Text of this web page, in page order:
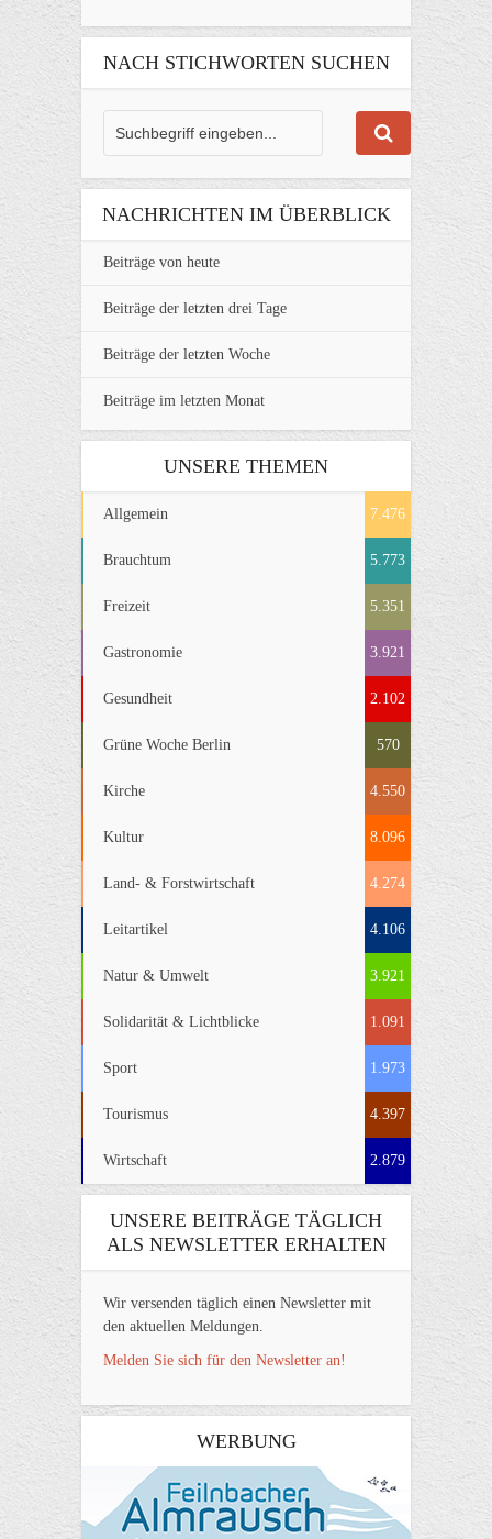
NACH STICHWORTEN SUCHEN
NACHRICHTEN IM ÜBERBLICK
Beiträge von heute
Beiträge der letzten drei Tage
Beiträge der letzten Woche
Beiträge im letzten Monat
UNSERE THEMEN
Allgemein 7.476
Brauchtum 5.773
Freizeit 5.351
Gastronomie 3.921
Gesundheit 2.102
Grüne Woche Berlin 570
Kirche 4.550
Kultur 8.096
Land- & Forstwirtschaft 4.274
Leitartikel 4.106
Natur & Umwelt 3.921
Solidarität & Lichtblicke 1.091
Sport 1.973
Tourismus 4.397
Wirtschaft 2.879
UNSERE BEITRÄGE TÄGLICH
ALS NEWSLETTER ERHALTEN
Wir versenden täglich einen Newsletter mit
den aktuellen Meldungen.
Melden Sie sich für den Newsletter an!
WERBUNG